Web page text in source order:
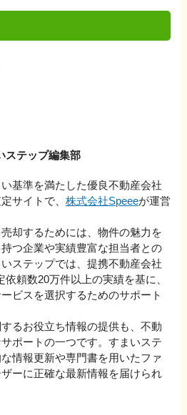
ステップ編集部
基準を満たした優良不動産会社
サイトで、 株式会社Speeeが運営
却するためには、物件の魅力を
つ企業や実績豊富な担当者との
ステップでは、提携不動産会社
頼数20万件以上の実績を基に、
ビスを選択するためのサポート
るお役立ち情報の提供も、不動
ポートの一つです。すまいステ
情報更新や専門書を用いたファ
ーに正確な最新情報を届けられ